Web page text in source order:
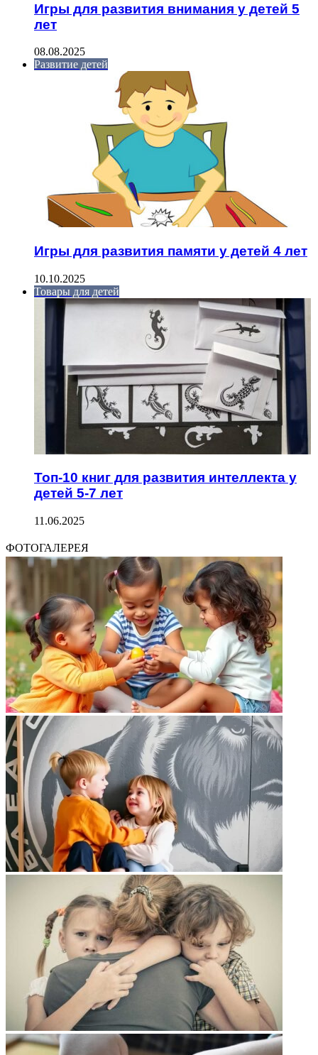
Игры для развития внимания у детей 5
лет
08.08.2025
Развитие детей
Игры для развития памяти у детей 4 лет
10.10.2025
Товары для детей
Топ-10 книг для развития интеллекта у
детей 5-7 лет
11.06.2025
ФОТОГАЛЕРЕЯ